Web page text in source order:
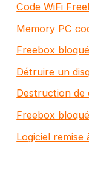
Code WiFi
Memory PC
Freebox
Détruire un
Destruction de
Freebox
Logiciel